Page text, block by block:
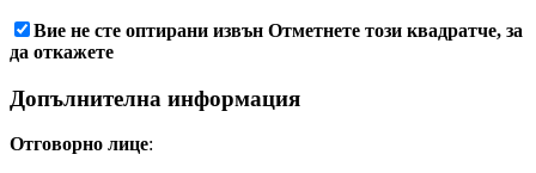
Вие не сте оптирани извън Отметнете този квадратче, за
да откажете
Допълнителна информация
Отговорно лице: